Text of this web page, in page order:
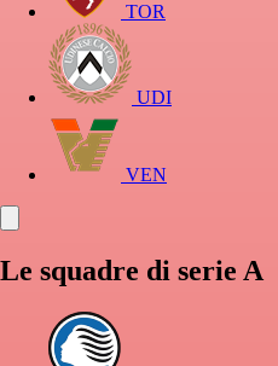
TOR
UDI
VEN
Le squadre di serie A